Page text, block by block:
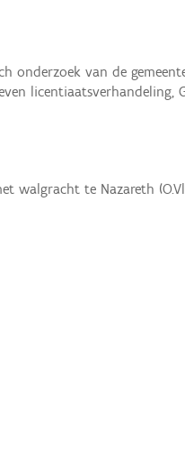
onderzoek van de
licentiaatsverhandeling,
walgracht te Nazareth